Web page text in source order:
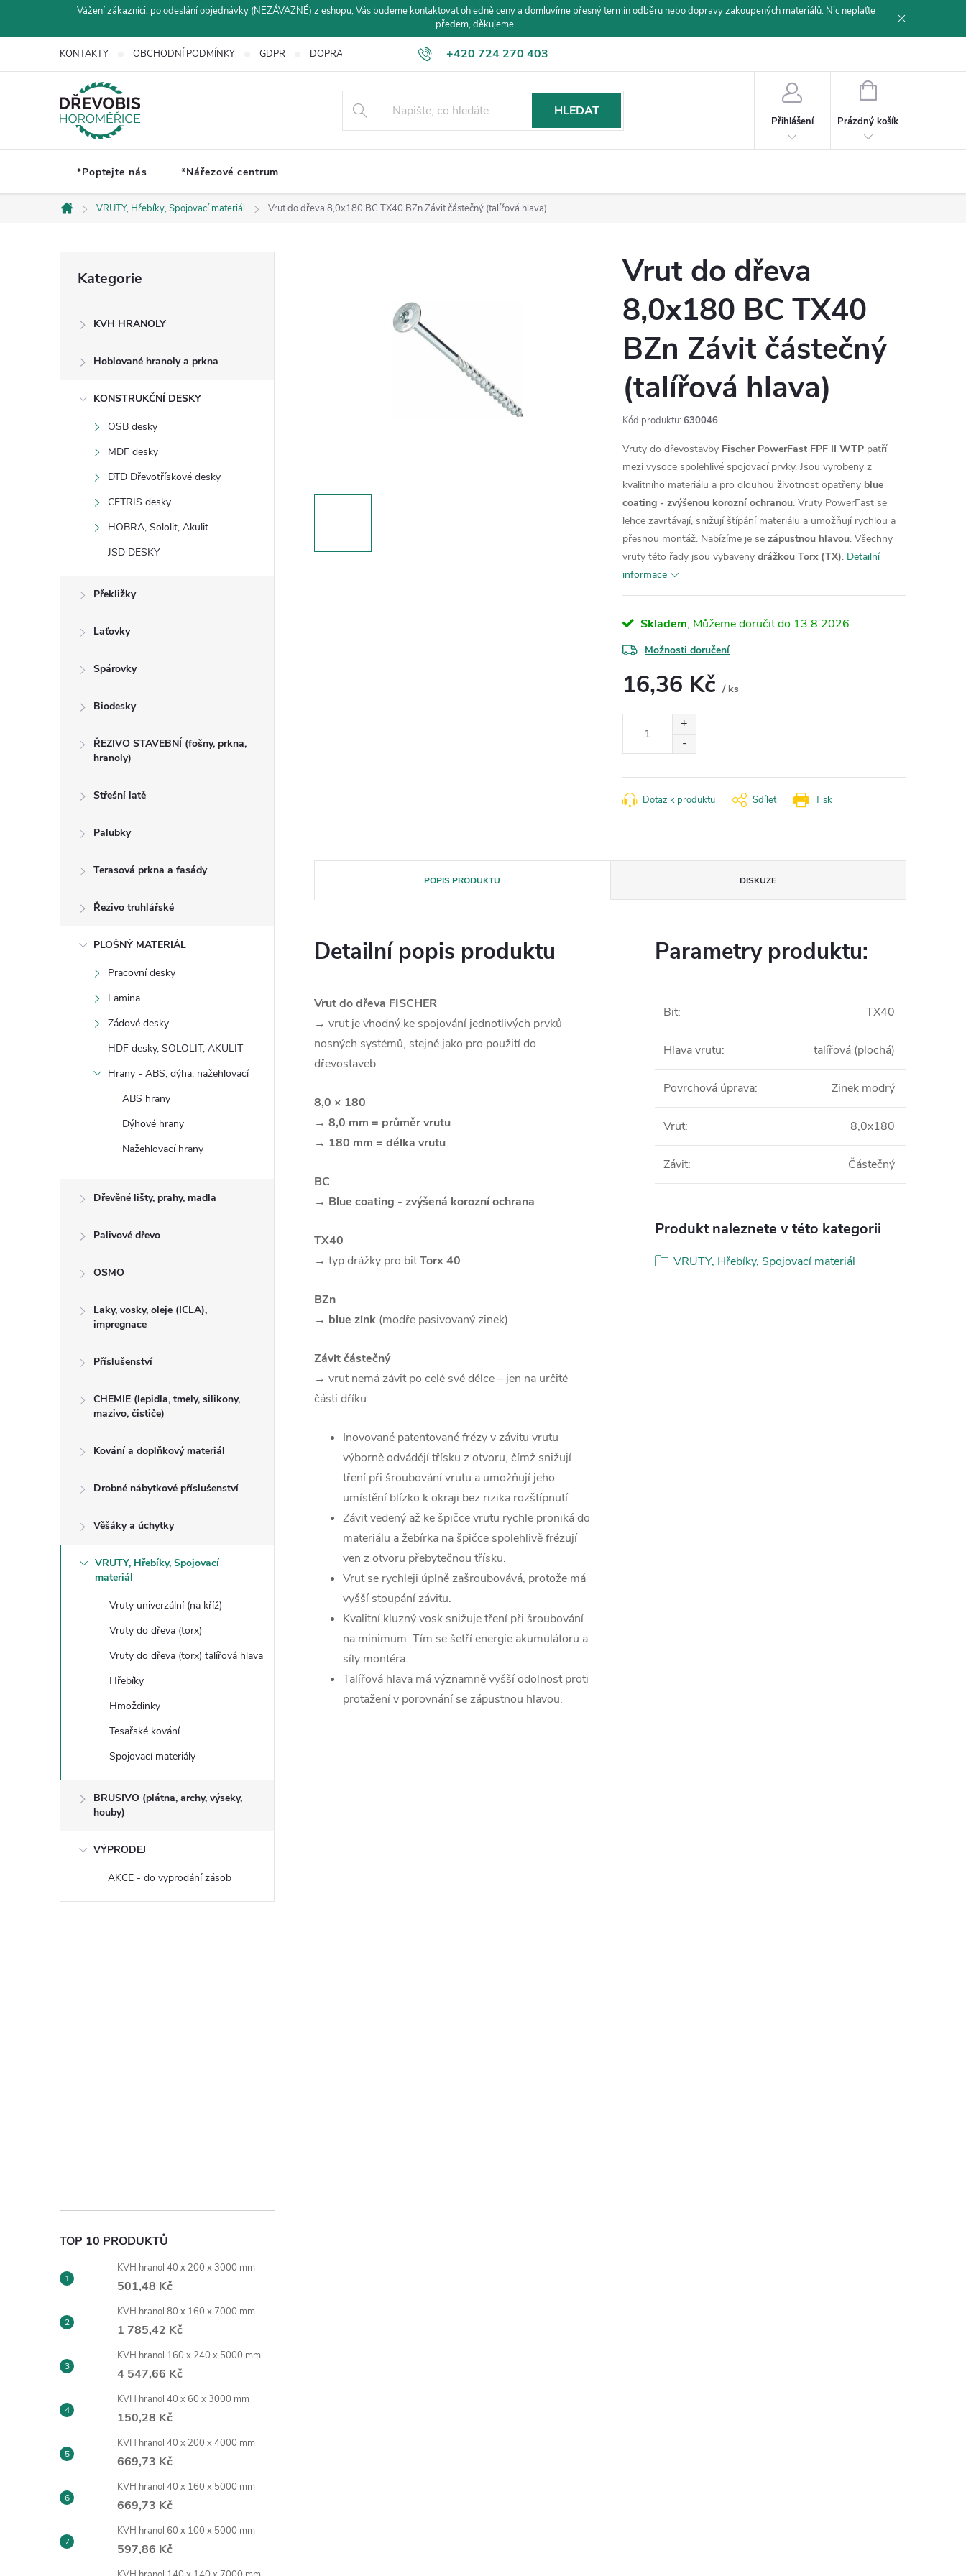
Vážení zákazníci, po odeslání objednávky (NEZÁVAZNÉ) z eshopu, Vás budeme kontaktovat ohledně ceny a domluvíme přesný termín odběru nebo dopravy zakoupených materiálů. Nic neplaťte
předem, děkujeme.
+420 724 270 403
KONTAKTY OBCHODNÍ PODMÍNKY GDPR DOPRAVA A PLATBA
HLEDAT
Přihlášení
NÁKUPNÍ
Prázdný košík
*Poptejte nás *Nářezové centrum
Domů
VRUTY, Hřebíky, Spojovací materiál Vrut do dřeva 8,0x180 BC TX40 BZn Závit částečný (talířová hlava)
kategorie
Kategorie
KVH HRANOLY
Hoblované hranoly a prkna
KONSTRUKČNÍ DESKY
OSB desky
MDF desky
DTD Dřevotřískové desky
CETRIS desky
HOBRA, Sololit, Akulit
JSD DESKY
Překližky
Laťovky
Spárovky
Biodesky
ŘEZIVO STAVEBNÍ (fošny, prkna,
hranoly)
Střešní latě
Palubky
Terasová prkna a fasády
Řezivo truhlářské
PLOŠNÝ MATERIÁL
Pracovní desky
Lamina
Zádové desky
HDF desky, SOLOLIT, AKULIT
Hrany - ABS, dýha, nažehlovací
ABS hrany
Dýhové hrany
Nažehlovací hrany
Dřevěné lišty, prahy, madla
Palivové dřevo
OSMO
Laky, vosky, oleje (ICLA),
impregnace
Příslušenství
CHEMIE (lepidla, tmely, silikony,
mazivo, čističe)
Kování a doplňkový materiál
Drobné nábytkové příslušenství
Věšáky a úchytky
VRUTY, Hřebíky, Spojovací
materiál
Vruty univerzální (na kříž)
Vruty do dřeva (torx)
Vruty do dřeva (torx) talířová hlava
Hřebíky
Hmoždinky
Tesařské kování
Spojovací materiály
BRUSIVO (plátna, archy, výseky,
houby)
VÝPRODEJ
AKCE - do vyprodání zásob
TOP 10 PRODUKTŮ
KVH hranol 40 x 200 x 3000 mm
501,48 Kč
KVH hranol 80 x 160 x 7000 mm
1 785,42 Kč
KVH hranol 160 x 240 x 5000 mm
4 547,66 Kč
KVH hranol 40 x 60 x 3000 mm
150,28 Kč
KVH hranol 40 x 200 x 4000 mm
669,73 Kč
KVH hranol 40 x 160 x 5000 mm
669,73 Kč
KVH hranol 60 x 100 x 5000 mm
597,86 Kč
Vrut do dřeva
8,0x180 BC TX40
BZn Závit částečný
(talířová hlava)
Kód produktu: 630046
Vruty do dřevostavby Fischer PowerFast FPF II WTP patří
mezi vysoce spolehlivé spojovací prvky. Jsou vyrobeny z
kvalitního materiálu a pro dlouhou životnost opatřeny blue
coating - zvýšenou korozní ochranou. Vruty PowerFast se
lehce zavrtávají, snižují štípání materiálu a umožňují rychlou a
přesnou montáž. Nabízíme je se zápustnou hlavou. Všechny
vruty této řady jsou vybaveny drážkou Torx (TX). Detailní
informace
Skladem 13.8.2026
Možnosti doručení
16,36 Kč / ks
Tisk
Dotaz k produktu Sdílet
POPIS PRODUKTU DISKUZE
Detailní popis produktu
Vrut do dřeva FISCHER
→ vrutje vhodný ke spojování jednotlivých prvků
nosných systémů, stejně jako pro použití do
dřevostaveb.
8,0 × 180
→ 8,0 mm = průměr vrutu
→ 180 mm = délka vrutu
BC
→ Blue coating - zvýšená korozní ochrana
TX40
→ typ drážky pro bitTorx 40
BZn
→ blue zink (modře pasivovaný zinek)
Závit částečný
→ vrut nemá závit po celé své délce – jen na určité
části dříku
Inovované patentované frézy v závitu vrutu
výborně odvádějí třísku z otvoru, čímž snižují
tření při šroubování vrutu a umožňují jeho
umístění blízko k okraji bez rizika rozštípnutí.
Závit vedený až ke špičce vrutu rychle proniká do
materiálu a žebírka na špičce spolehlivě frézují
ven z otvoru přebytečnou třísku.
Vrut se rychleji úplně zašroubovává, protože má
vyšší stoupání závitu.
Kvalitní kluzný vosk snižuje tření při šroubování
na minimum. Tím se šetří energie akumulátoru a
síly montéra.
Talířová hlava má významně vyšší odolnost proti
protažení v porovnání se zápustnou hlavou.
Parametry produktu:
Bit: TX40
Hlava vrutu: talířová (plochá)
Povrchová úprava: Zinek modrý
Vrut: 8,0x180
Závit: Částečný
Produkt naleznete v této kategorii
VRUTY, Hřebíky, Spojovací materiál